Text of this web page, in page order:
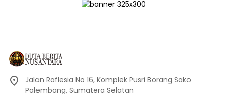
Jalan Raflesia No 16, Komplek Pusri Borang Sako
Palembang, Sumatera Selatan